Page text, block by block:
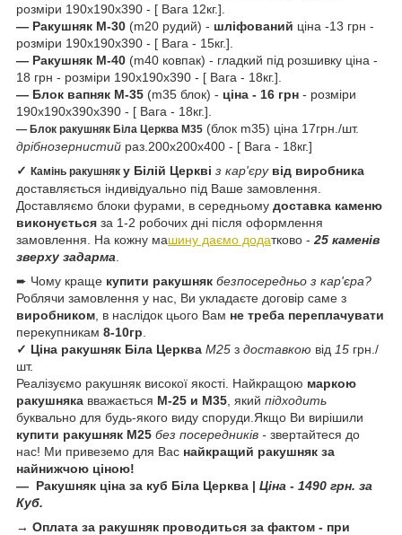
розміри 190х190х390 - [ Вага 12кг.].
— Ракушняк М-30 (m20 рудий) - шліфований ціна -13 грн -
розміри 190х190х390 - [ Вага - 15кг.].
— Ракушняк М-40 (m40 ковпак) - гладкий під розшивку ціна -
18 грн - розміри 190х190х390 - [ Вага - 18кг.].
— Блок вапняк М-35 (m35 блок) - ціна - 16 грн - розміри
190х190х390х390 - [ Вага - 18кг.].
— Блок ракушняк Біла Церква М35 (блок m35) ціна 17грн./шт.
дрібнозернистий раз.200х200х400 - [ Вага - 18кг.]
✓ Камінь ракушняк у Білій Церкві з кар'єрувід виробника
доставляється індивідуально під Ваше замовлення.
Доставляємо блоки фурами, в середньому доставка каменю
виконується за 1-2 робочих дні після оформлення
замовлення. На кожну машину даємо додатково - 25 каменів
зверху задарма
➨ Чому краще купити ракушняк безпосередньо з кар'єра?
Роблячи замовлення у нас, Ви укладаєте договір саме з
виробником , в наслідок цього Вам не треба переплачувати
перекупникам 8-10гр
✓ Ціна ракушняк Біла Церква М25 з доставкою від 15 грн./
шт.
Реалізуємо ракушняк високої якості. Найкращою маркою
ракушняка вважається М-25 и М35 , який підходить
буквально для будь-якого виду споруди.Якщо Ви вирішили
купити ракушняк М25 без посередників - звертайтеся до
нас! Ми привеземо для Вас найкращий ракушняк за
найнижчою ціною!
— Ракушняк ціна за куб Біла Церква | Ціна - 1490 грн. за
Куб.
→ Оплата за ракушняк проводиться за фактом - при